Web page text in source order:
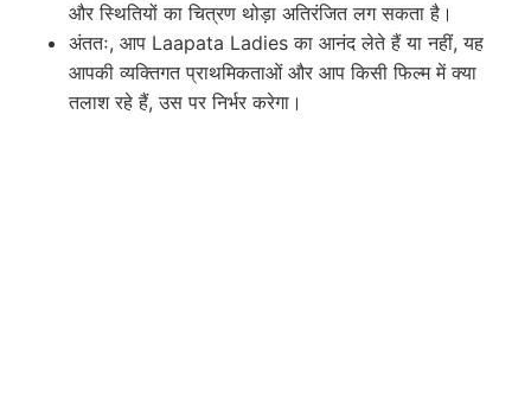
और स्थितियों का चित्रण थोड़ा अतिरंजित लग सकता है।
अंततः, आप Laapata Ladies का आनंद लेते हैं या नहीं, यह
आपकी व्यक्तिगत प्राथमिकताओं और आप किसी फिल्म में क्या
तलाश रहे हैं, उस पर निर्भर करेगा।